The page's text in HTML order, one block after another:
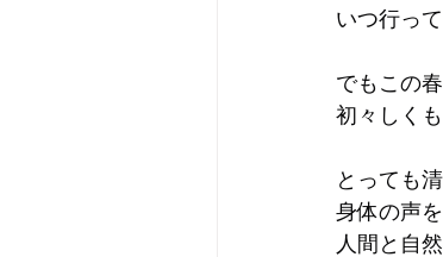
いつ行っ
でもこの
初々しく
とっても
身体の声
人間と自